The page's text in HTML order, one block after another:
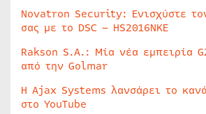
Novatron Security: Ενισχύστε
σας με το DSC – HS2016NKE
Rakson S.A.: Μία νέα εμπειρία
από την Golmar
Η Ajax Systems λανσάρει το
στο YouTube